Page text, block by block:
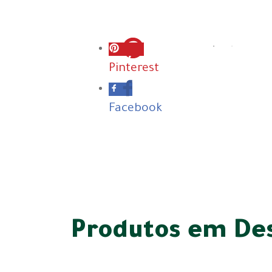
Pinterest
Facebook
Produtos em